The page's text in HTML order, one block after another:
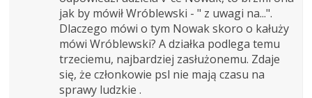
jak by mówił Wróblewski - " z uwagi na...".
Dlaczego mówi o tym Nowak skoro o kałuży
mówi Wróblewski? A działka podlega temu
trzeciemu, najbardziej zasłużonemu. Zdaje
się, że członkowie psl nie mają czasu na
sprawy ludzkie .